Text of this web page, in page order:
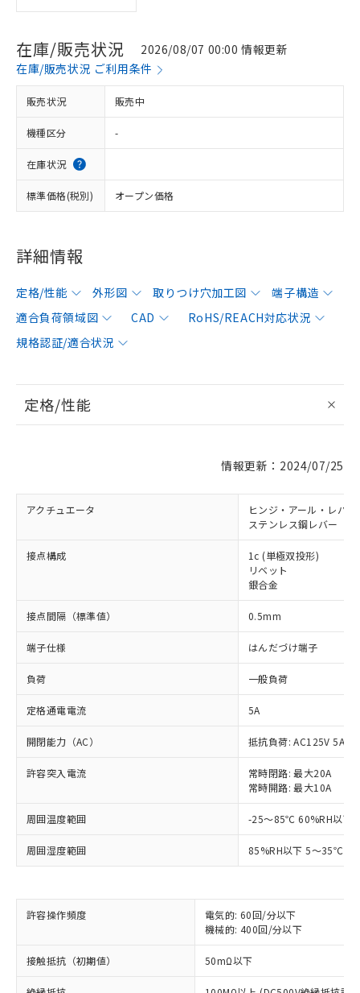
在庫/販売状況
2026/08/07 00:00 情報更新
在庫/販売状況 ご利用条件
販売状況 販売中
機種区分 -
在庫状況
標準価格(税別) オープン価格
詳細情報
定格/性能 外形図 取りつけ穴加工図
端子構造
適合負荷領域図
CAD
RoHS/REACH対応状況
規格認証/適合状況
定格/性能
情報更新：2024/07/25
アクチュエータ
ヒンジ・アール・レバー
ステンレス鋼レバー
接点構成
1c (単極双投形)
リベット
銀合金
接点間隔（標準値） 0.5mm
端子仕様 はんだづけ端子
負荷 一般負荷
定格通電電流 5A
開閉能力（AC） 抵抗負荷: AC125V 5A、
許容突入電流
常時閉路: 最大20A
常時開路: 最大10A
周囲温度範囲 -25～85℃ 60%RH以下
周囲湿度範囲 85%RH以下 5～35℃に
許容操作頻度
電気的: 60回/分以下
機械的: 400回/分以下
接触抵抗（初期値） 50mΩ以下
※1 対応状況
対応済み：EU RoHS指令（10物質）の
非含有に対応した製品が提供可能な商品で